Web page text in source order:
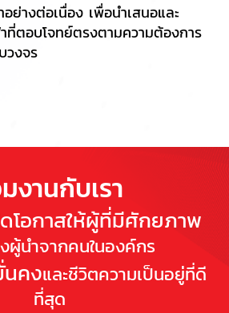
ย่างต่อเนื่อง เพื่อนำเสนอและ
ตอบโจทย์ตรงตามความต้องการ
วงจร
งานกับเรา
โอกาสให้ผู้ที่มีศักยภาพ
ผู้นําจากคนในองค์กร
นคงและชีวิตความเป็นอยู่ที่ดี
ที่สุด